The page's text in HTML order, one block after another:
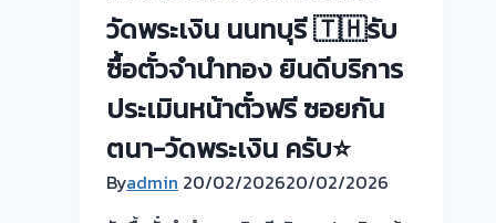
ประเมิน
ตั๋ว
ฟรี
จ่าย
เงิน
ทันที
ไม่
วัดพระเงิน นนทบุรี 🇹🇭รับ
ซื้อตั๋วจำนำทอง ยินดีบริการ
ประเมินหน้าตั๋วฟรี ซอยกัน
ตนา-วัดพระเงิน ครับ⭐
Byadmin 20/02/202620/02/2026